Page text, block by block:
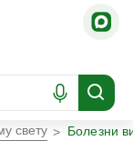
свету Болезни